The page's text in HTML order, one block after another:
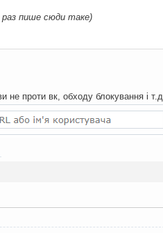
пише сюди таке)
не проти вк, обходу блокування i т.д.